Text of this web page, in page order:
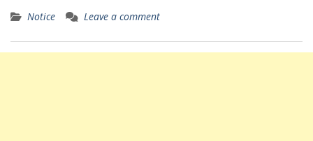
Notice Leave a comment